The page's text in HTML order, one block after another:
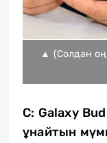
▲ (Солдан
С: Galaxy
ұнайтын